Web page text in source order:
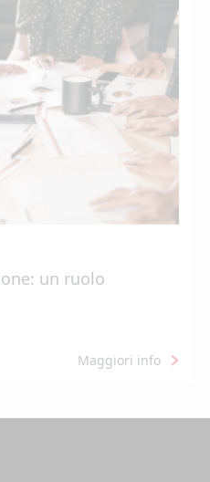
un ruolo
Maggiori info